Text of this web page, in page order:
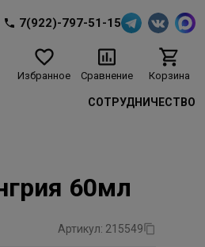
7(922)-797-51-15
Избранное Сравнение Корзина
СОТРУДНИЧЕСТВО
60мл
Артикул: 215549